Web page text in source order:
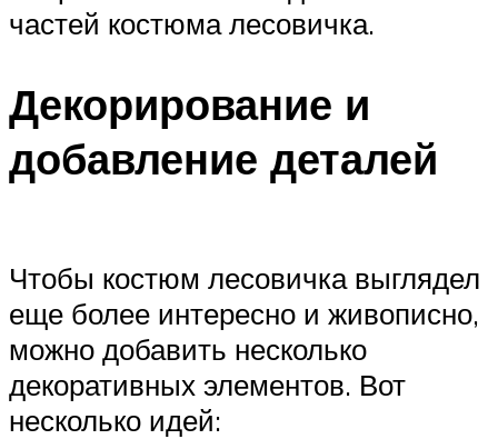
частей костюма лесовичка.
Декорирование и
добавление деталей
Чтобы костюм лесовичка выглядел
еще более интересно и живописно,
можно добавить несколько
декоративных элементов. Вот
несколько идей: